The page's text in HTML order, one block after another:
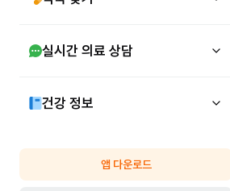
실시간 의료 상담
건강 정보
앱 다운로드